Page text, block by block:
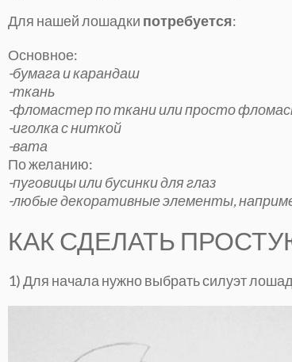
Для нашей лошадки потребуется:
Основное:
-бумага и карандаш
-ткань
-фломастер по ткани или просто
-иголка с ниткой
-вата
По желанию:
-пуговицы или бусинки для глаз
-любые декоративные элементы,
КАК СДЕЛАТЬ
1) Для начала нужно выбрать силуэт